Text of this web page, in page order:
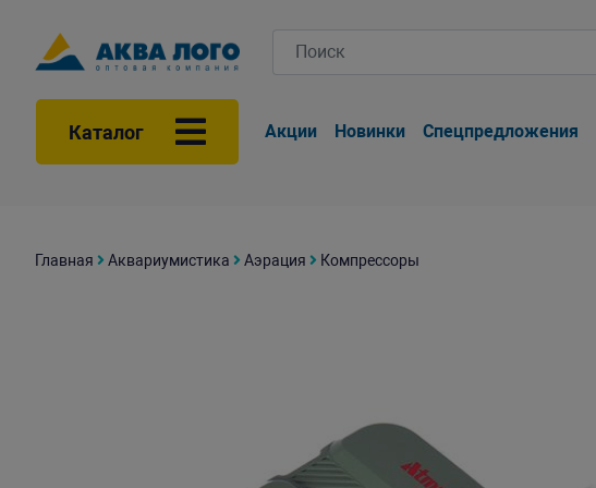
Каталог Акции Новинки Спецпредложения
Главная Аквариумистика Аэрация Компрессоры